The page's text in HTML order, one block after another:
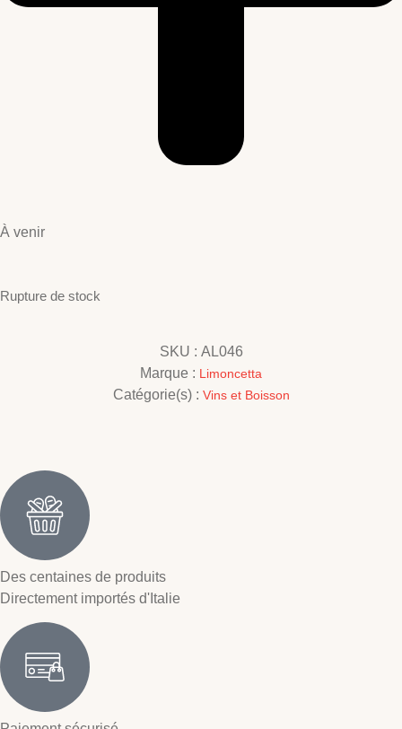
À venir
Rupture de stock
SKU : AL046
Marque : Limoncetta
Catégorie(s) : Vins et Boisson
Des centaines de produits
Directement importés d'Italie